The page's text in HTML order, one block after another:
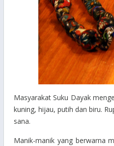
Masyarakat Suku Dayak
kuning, hijau, putih dan biru.
sana.
Manik-manik yang berwarna